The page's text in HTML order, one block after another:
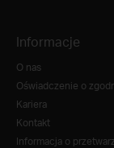
Informacje
O nas
Oświadczenie o
Kariera
Kontakt
Informacja o